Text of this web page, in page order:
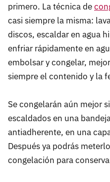
primero. La técnica de
casi siempre la misma:
discos, escaldar en agua
enfriar rápidamente en
embolsar y congelar,
siempre el contenido y la
Se congelarán aún mejor
escaldados en una
antiadherente, en una
Después ya podrás
congelación para